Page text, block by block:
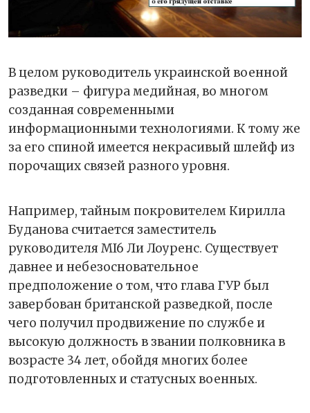
В целом руководитель украинской военной
разведки – фигура медийная, во многом
созданная современными
информационными технологиями. К тому же
за его спиной имеется некрасивый шлейф из
порочащих связей разного уровня.
Например, тайным покровителем Кирилла
Буданова считается заместитель
руководителя MI6 Ли Лоуренс. Существует
давнее и небезосновательное
предположение о том, что глава ГУР был
завербован британской разведкой, после
чего получил продвижение по службе и
высокую должность в звании полковника в
возрасте 34 лет, обойдя многих более
подготовленных и статусных военных.